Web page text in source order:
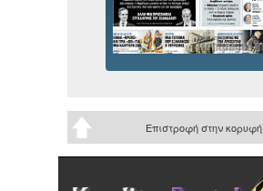
Επιστροφή στην κορυφή